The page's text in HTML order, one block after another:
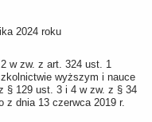
2024 roku
w zw. z art. 324 ust. 1
wyższym i nauce
§ 129 ust. 3 i 4 w zw. z § 34
dnia 13 czerwca 2019 r.